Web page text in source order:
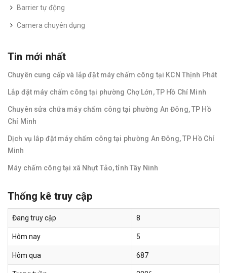
Barrier tự động
Camera chuyên dụng
Tin mới nhất
Chuyên cung cấp và lắp đặt máy chấm công tại KCN Thịnh Phát
Lắp đặt máy chấm công tại phường Chợ Lớn, TP Hồ Chí Minh
Chuyên sửa chữa máy chấm công tại phường An Đông, TP Hồ
Chí Minh
Dịch vụ lắp đặt máy chấm công tại phường An Đông, TP Hồ Chí
Minh
Máy chấm công tại xã Nhựt Tảo, tỉnh Tây Ninh
Thống kê truy cập
Đang truy cập 8
Hôm nay 5
Hôm qua 687